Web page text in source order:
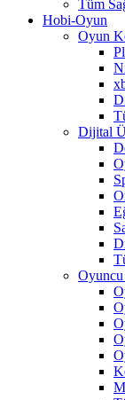
Tüm
Hobi-Oyun
Oyun
Dijital
Oyuncu